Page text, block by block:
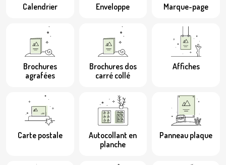
Calendrier Enveloppe Marque-page
Brochures
agrafées
Brochures dos
carré collé
Affiches
Carte postale
Autocollant en
planche
Panneau plaque